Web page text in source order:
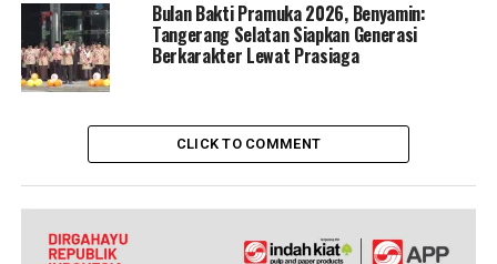
Bulan Bakti Pramuka 2026, Benyamin:
Tangerang Selatan Siapkan Generasi
Berkarakter Lewat Prasiaga
CLICK TO COMMENT